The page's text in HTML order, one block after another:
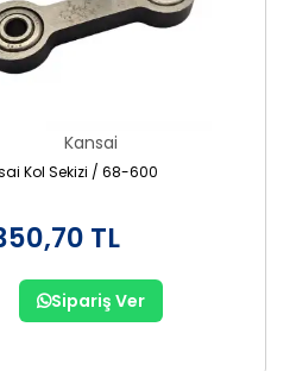
Kansai
Kol Sekizi / 68-600
TL
Sipariş Ver